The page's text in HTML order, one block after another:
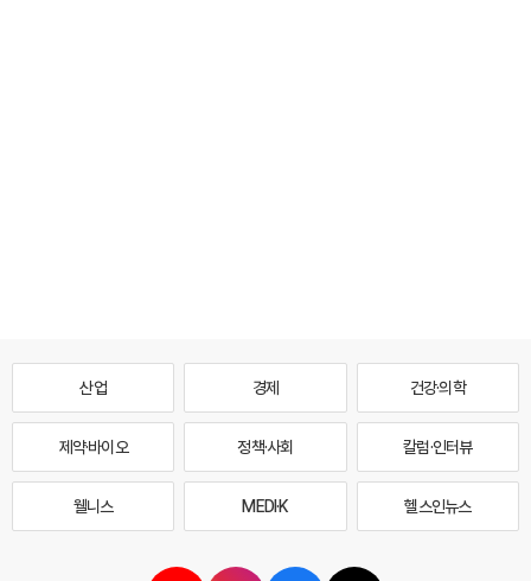
산업 경제 건강·의학
제약·바이오 정책·사회 칼럼·인터뷰
웰니스 MEDI·K 헬스인뉴스